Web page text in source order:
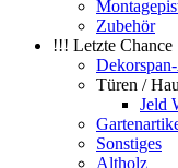
Zubehör
!!! Letzte Chance
Türen /
Jeld
Sonstiges
Altholz